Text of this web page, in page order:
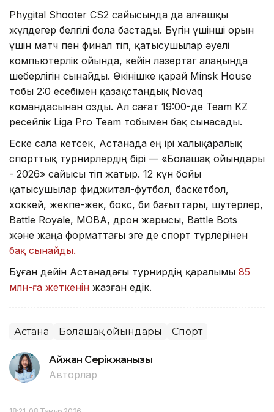
Phygital Shooter CS2 сайысында да алғашқы
жүлдегер белгілі бола бастады. Бүгін үшінші орын
үшін матч пен финал өтіп, қатысушылар әуелі
компьютерлік ойында, кейін лазертаг алаңында
шеберлігін сынайды. Өкінішке қарай Minsk House
тобы 2:0 есебімен қазақстандық Novaq
командасынан озды. Ал сағат 19:00-де Team KZ
ресейлік Liga Pro Team тобымен бақ сынасады.
Еске сала кетсек, Астанада ең ірі халықаралық
спорттық турнирлердің бірі — «Болашақ ойындары
- 2026» сайысы өтіп жатыр. 12 күн бойы
қатысушылар фиджитал-футбол, баскетбол,
хоккей, жекпе-жек, бокс, би бағыттары, шутерлер,
Battle Royale, MOBA, дрон жарысы, Battle Bots
және жаңа форматтағы өзге де спорт түрлерінен
бақ сынайды.
Бұған дейін Астанадағы турнирдің қаралымы 85
млн-ға жеткенін жазған едік.
Астана Болашақ ойындары Спорт
Айжан Серікжанқызы
Авторлар